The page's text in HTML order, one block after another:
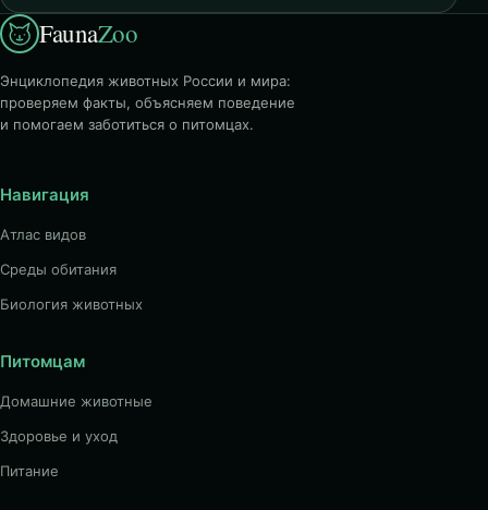
FaunaZoo
Энциклопедия животных России и мира:
проверяем факты, объясняем поведение
и помогаем заботиться о питомцах.
Навигация
Атлас видов
Среды обитания
Биология животных
Питомцам
Домашние животные
Здоровье и уход
Питание